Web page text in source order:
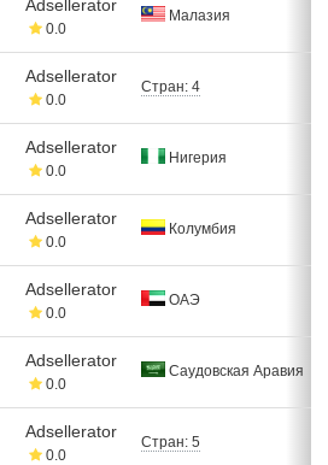
Adsellerator
0.0
Малазия
Adsellerator
0.0
Стран: 4
Adsellerator
0.0
Нигерия
Adsellerator
0.0
Колумбия
Adsellerator
0.0
ОАЭ
Adsellerator
0.0
Саудовская Аравия
Adsellerator
0.0
Стран: 5